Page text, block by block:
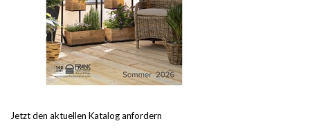
Jetzt den aktuellen Katalog anfordern